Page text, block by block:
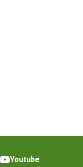
Youtube